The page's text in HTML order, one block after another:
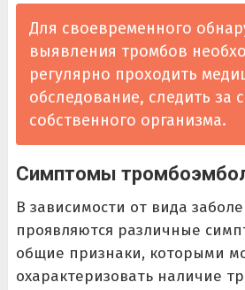
Для своевременного
выявления тромбов
регулярно проходить
обследование, следить за
собственного организма.
Симптомы
В зависимости от вида
проявляются различные
общие признаки, которыми
охарактеризовать наличие